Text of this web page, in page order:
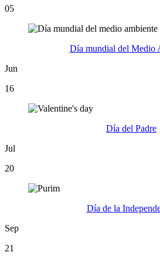
05
Día mundial del Medio
Jun
16
Día del Padre
Jul
20
Día de la
Sep
21